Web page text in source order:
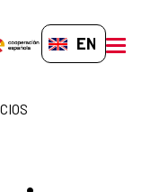
EN-GB